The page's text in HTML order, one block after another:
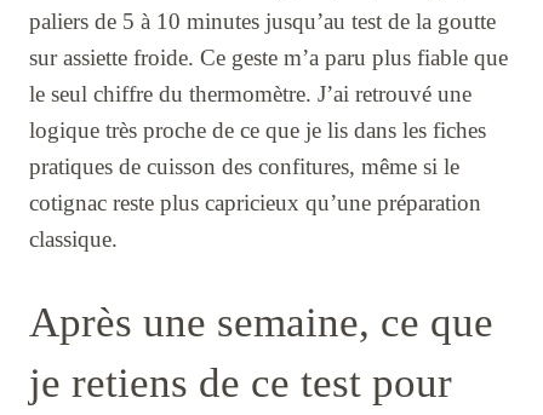
paliers de 5 à 10 minutes jusqu’au test de la goutte
sur assiette froide. Ce geste m’a paru plus fiable que
le seul chiffre du thermomètre. J’ai retrouvé une
logique très proche de ce que je lis dans les fiches
pratiques de cuisson des confitures, même si le
cotignac reste plus capricieux qu’une préparation
classique.
Après une semaine, ce que
je retiens de ce test pour